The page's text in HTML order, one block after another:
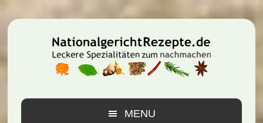
Hauptnavigation
Inhalt
Seitenspalte
MENU